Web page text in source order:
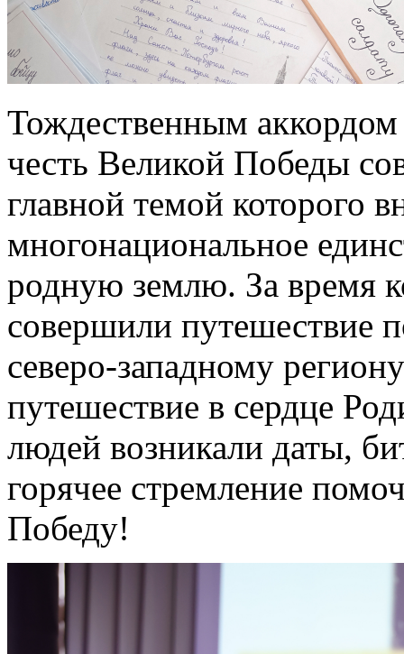
Тождественным
честь Великой Победы
главной темой которого
многонациональное
родную землю. За время
совершили путешествие
северо-западному
путешествие в сердце
людей возникали даты,
горячее стремление
Победу!